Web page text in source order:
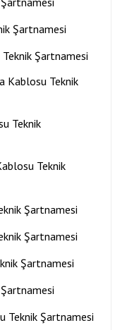
Şartnamesi
Şartnamesi
Kablosu Teknik
Teknik
Teknik
Şartnamesi
Şartnamesi
Şartnamesi
Teknik Şartnamesi